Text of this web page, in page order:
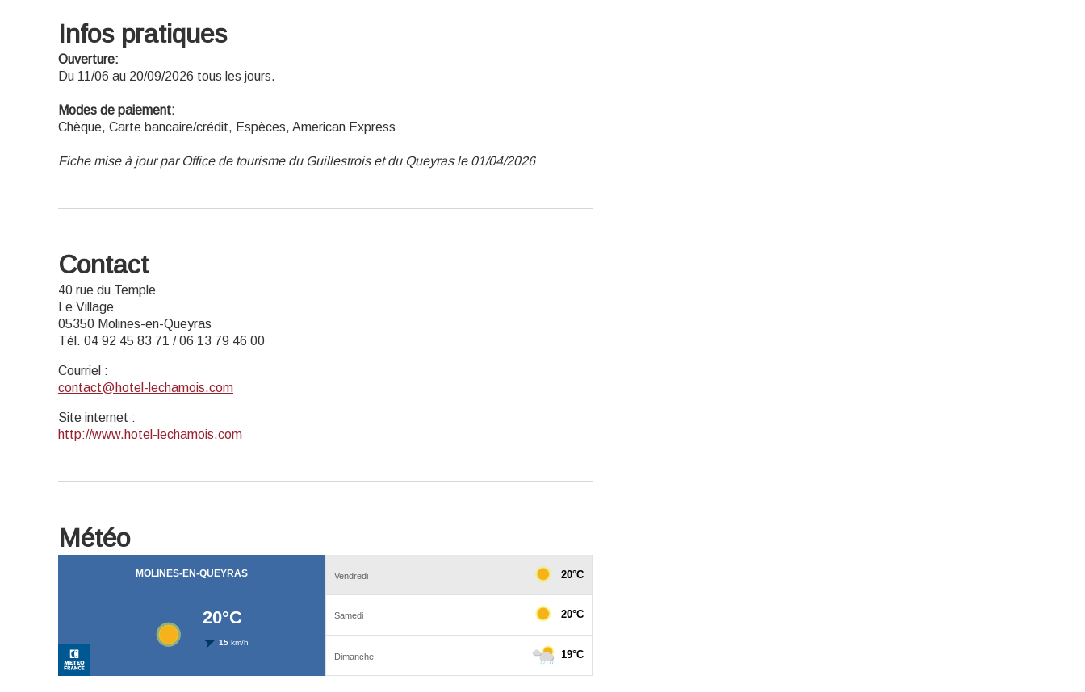
Infos pratiques
Ouverture:
Du 11/06 au 20/09/2026 tous les jours.
Modes de paiement:
Chèque, Carte bancaire/crédit, Espèces, American Express
Fiche mise à jour par Office de tourisme du Guillestrois et du Queyras le 01/04/2026
Contact
40 rue du Temple
Le Village
05350 Molines-en-Queyras
Tél. 04 92 45 83 71 / 06 13 79 46 00
Courriel :
contact@hotel-lechamois.com
Site internet :
http://www.hotel-lechamois.com
Météo